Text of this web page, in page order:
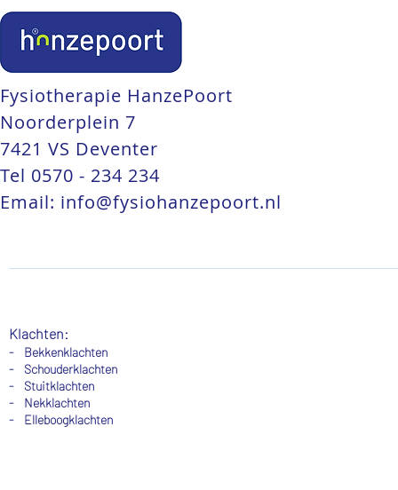
Fysiotherapie HanzePoort
Noorderplein 7
7421 VS Deventer
Tel 0570 - 234 234
Email: info@fysiohanzepoort.nl
Klachten:
- Bekkenklachten
- Schouderklachten
- Stuitklachten
- Nekklachten
- Elleboogklachten